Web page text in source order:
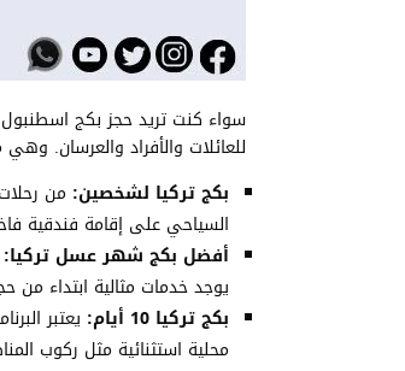
سواء كنت تريد حجز بكج
للعائلات والأفراد والعرسان.
بكج تركيا لشخصين: من
السياحي على إقامة فندقية
أفضل بكج شهر عسل تركيا:
يوجد خدمات مثالية ابتداء من
بكج تركيا 10 أيام:
يعتبر
محلية استثنائية مثل ركوب